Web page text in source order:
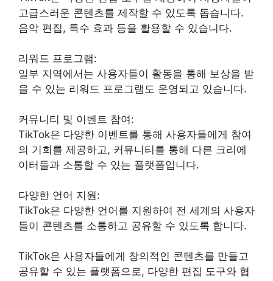
고급스러운 콘텐츠를 제작할 수 있도록 돕습니다.
음악 편집, 특수 효과 등을 활용할 수 있습니다.
리워드 프로그램:
일부 지역에서는 사용자들이 활동을 통해 보상을 받
을 수 있는 리워드 프로그램도 운영되고 있습니다.
커뮤니티 및 이벤트 참여:
TikTok은 다양한 이벤트를 통해 사용자들에게 참여
의 기회를 제공하고, 커뮤니티를 통해 다른 크리에
이터들과 소통할 수 있는 플랫폼입니다.
다양한 언어 지원:
TikTok은 다양한 언어를 지원하여 전 세계의 사용자
들이 콘텐츠를 소통하고 공유할 수 있도록 합니다.
TikTok은 사용자들에게 창의적인 콘텐츠를 만들고
공유할 수 있는 플랫폼으로, 다양한 편집 도구와 협